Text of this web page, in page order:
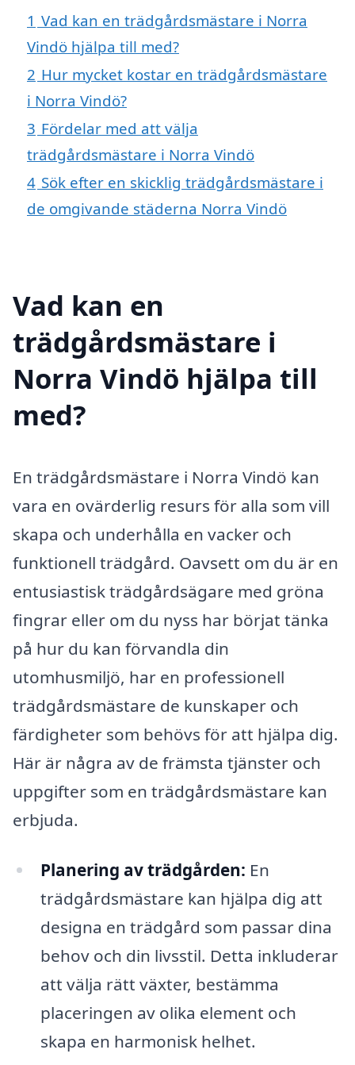
1 Vad kan en trädgårdsmästare i Norra
Vindö hjälpa till med?
2 Hur mycket kostar en trädgårdsmästare
i Norra Vindö?
3 Fördelar med att välja
trädgårdsmästare i Norra Vindö
4 Sök efter en skicklig trädgårdsmästare i
de omgivande städerna Norra Vindö
Vad kan en
trädgårdsmästare i
Norra Vindö hjälpa till
med?
En trädgårdsmästare i Norra Vindö kan
vara en ovärderlig resurs för alla som vill
skapa och underhålla en vacker och
funktionell trädgård. Oavsett om du är en
entusiastisk trädgårdsägare med gröna
fingrar eller om du nyss har börjat tänka
på hur du kan förvandla din
utomhusmiljö, har en professionell
trädgårdsmästare de kunskaper och
färdigheter som behövs för att hjälpa dig.
Här är några av de främsta tjänster och
uppgifter som en trädgårdsmästare kan
erbjuda.
Planering av trädgården: En
trädgårdsmästare kan hjälpa dig att
designa en trädgård som passar dina
behov och din livsstil. Detta inkluderar
att välja rätt växter, bestämma
placeringen av olika element och
skapa en harmonisk helhet.